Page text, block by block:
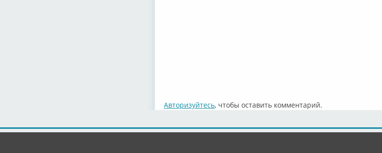
Авторизуйтесь, чтобы оставить комментарий.